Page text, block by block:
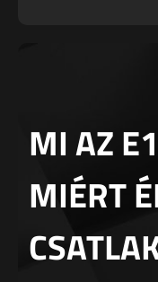
MI AZ
MIÉRT